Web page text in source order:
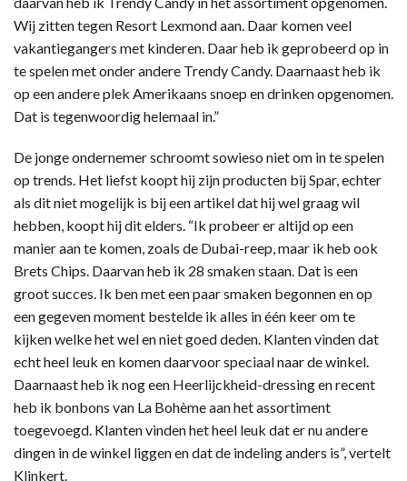
Wij zitten tegen Resort Lexmond aan. Daar komen veel
vakantiegangers met kinderen. Daar heb ik geprobeerd op in
te spelen met onder andere Trendy Candy. Daarnaast heb ik
op een andere plek Amerikaans snoep en drinken opgenomen.
Dat is tegenwoordig helemaal in.”
De jonge ondernemer schroomt sowieso niet om in te spelen
op trends. Het liefst koopt hij zijn producten bij Spar, echter
als dit niet mogelijk is bij een artikel dat hij wel graag wil
hebben, koopt hij dit elders. “Ik probeer er altijd op een
manier aan te komen, zoals de Dubai-reep, maar ik heb ook
Brets Chips. Daarvan heb ik 28 smaken staan. Dat is een
groot succes. Ik ben met een paar smaken begonnen en op
een gegeven moment bestelde ik alles in één keer om te
kijken welke het wel en niet goed deden. Klanten vinden dat
echt heel leuk en komen daarvoor speciaal naar de winkel.
Daarnaast heb ik nog een Heerlijckheid-dressing en recent
heb ik bonbons van La Bohème aan het assortiment
toegevoegd. Klanten vinden het heel leuk dat er nu andere
dingen in de winkel liggen en dat de indeling anders is”, vertelt
Klinkert.